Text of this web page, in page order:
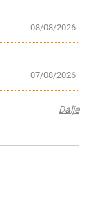
08/08/2026
07/08/2026
Dalje